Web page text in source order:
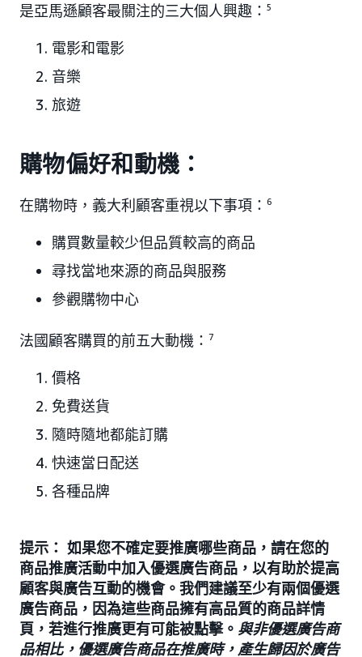
是亞馬遜顧客最關注的三大個人興趣： 5
電影和電影
音樂
旅遊
購物偏好和動機：
在購物時，義大利顧客重視以下事項： 6
購買數量較少但品質較高的商品
尋找當地來源的商品與服務
參觀購物中心
法國顧客購買的前五大動機： 7
價格
免費送貨
隨時隨地都能訂購
快速當日配送
各種品牌
提示： 如果您不確定要推廣哪些商品，請在您的
商品推廣活動中加入優選廣告商品，以有助於提高
顧客與廣告互動的機會。我們建議至少有兩個優選
廣告商品，因為這些商品擁有高品質的商品詳情
頁，若進行推廣更有可能被點擊。 與非優選廣告商
品相比，優選廣告商品在推廣時，產生歸因於廣告